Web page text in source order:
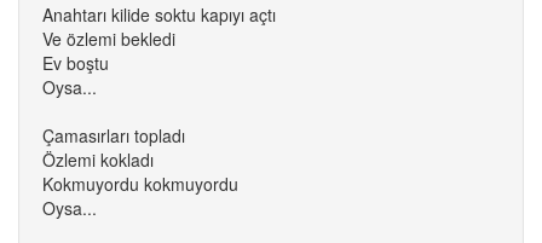
Anahtarı kilide soktu kapıyı açtı
Ve özlemi bekledi
Ev boştu
Oysa...
Çamasırları topladı
Özlemi kokladı
Kokmuyordu kokmuyordu
Oysa...